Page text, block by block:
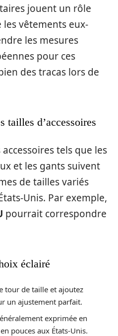
jouent un rôle
vêtements eux-
les mesures
pour ces
des tracas lors de
tailles d’accessoires
tels que les
et les gants suivent
de tailles variés
Unis. Par exemple,
pourrait correspondre
éclairé
tour de taille et ajoutez
un ajustement parfait.
exprimée en
pouces aux États-Unis.